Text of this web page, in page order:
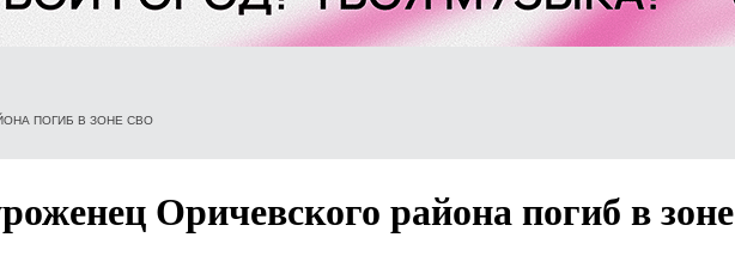
ПОГИБ В ЗОНЕ СВО
Оричевского района погиб в зоне